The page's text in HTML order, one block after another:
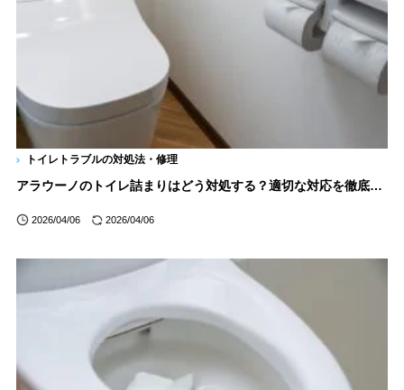
トイレトラブルの対処法・修理
アラウーノのトイレ詰まりはどう対処する？適切な対応を徹底解説
2026/04/06 2026/04/06